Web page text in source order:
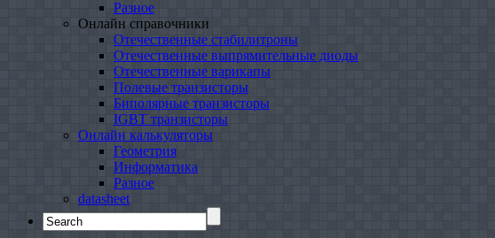
Разное
Онлайн справочники
Отечественные стабилитроны
Отечественные выпрямительные диоды
Отечественные варикапы
Полевые транзисторы
Биполярные транзисторы
IGBT транзисторы
Онлайн калькуляторы
Геометрия
Информатика
Разное
datasheet
Search
for: